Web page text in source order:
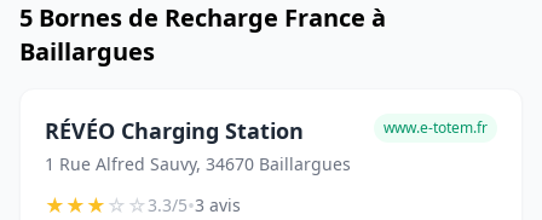
5 Bornes de Recharge France à
Baillargues
RÉVÉO Charging Station
1 Rue Alfred Sauvy, 34670 Baillargues
www.e-totem.fr
★★★☆☆3.3/5•3 avis